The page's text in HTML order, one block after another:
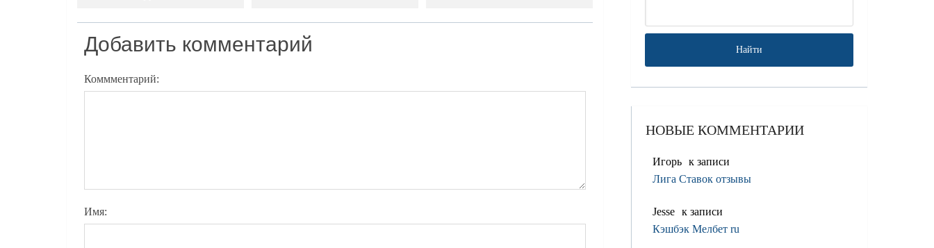
Добавить комментарий
Коммментарий:
Имя:
НОВЫЕ КОММЕНТАРИИ
Игорь к записи
Лига Ставок отзывы
Jesse к записи
Кэшбэк Мелбет ru